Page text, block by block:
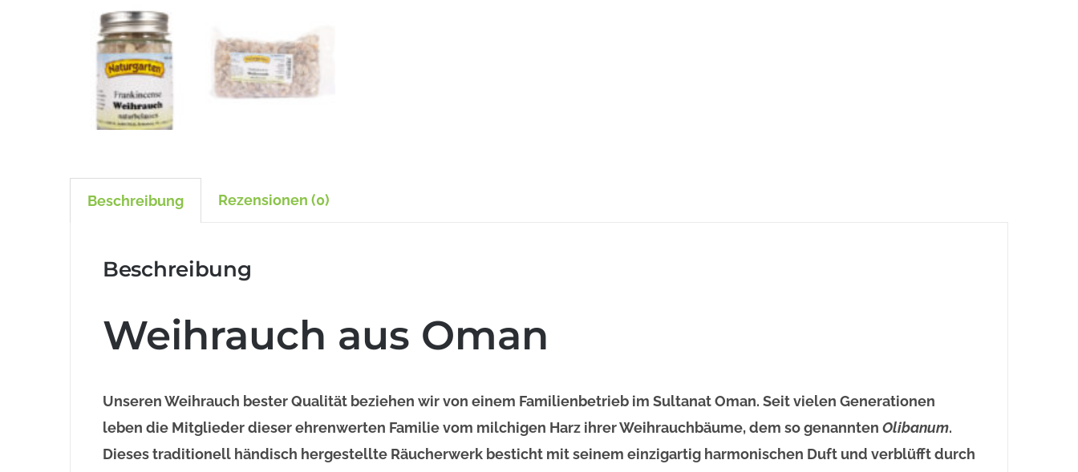
Beschreibung Rezensionen (0)
Beschreibung
Weihrauch aus Oman
Unseren Weihrauch bester Qualität beziehen wir von einem Familienbetrieb im Sultanat Oman. Seit vielen Generationen
leben die Mitglieder dieser ehrenwerten Familie vom milchigen Harz ihrer Weihrauchbäume, dem so genannten Olibanum.
Dieses traditionell händisch hergestellte Räucherwerk besticht mit seinem einzigartig harmonischen Duft und verblüfft durch